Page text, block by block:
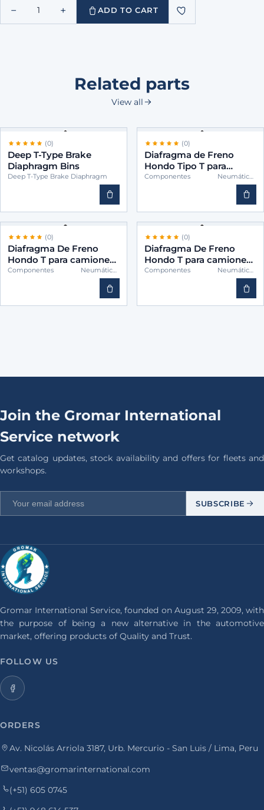
− 1 + ADD TO CART
Related parts
View all
(0)
Deep T-Type Brake
Diaphragm Bins
Deep T-Type Brake Diaphragm
(0)
Diafragma de Freno
Hondo Tipo T para
Camiones – BINS
Componentes Neumáticos
(0)
Diafragma De Freno
Hondo T para camiones
-BINS TWH24
Componentes Neumáticos
(0)
Diafragma De Freno
Hondo T para camiones
-BINS TWH30
Componentes Neumáticos
Join the Gromar International
Service network
Get catalog updates, stock availability and offers for fleets and
workshops.
SUBSCRIBE
Gromar International Service, founded on August 29, 2009, with
the purpose of being a new alternative in the automotive
market, offering products of Quality and Trust.
FOLLOW US
ORDERS
Av. Nicolás Arriola 3187, Urb. Mercurio - San Luis / Lima, Peru
ventas@gromarinternational.com
(+51) 605 0745